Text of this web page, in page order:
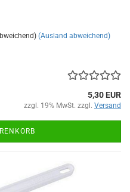
(Ausland abweichend)
5,30 EUR
zzgl. 19% MwSt. zzgl. Versand